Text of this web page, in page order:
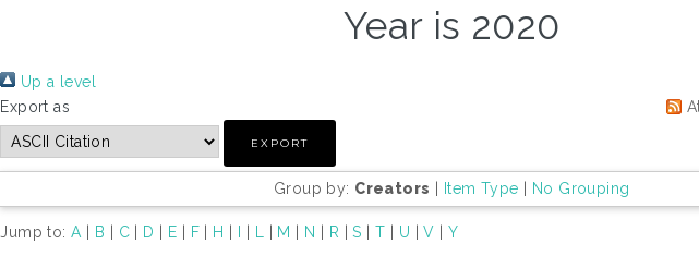
Year is 2020
Up a level
Export as
Group by: Creators | Item Type | No Grouping
Jump to:A | B | C| D | E | F | H | I | L | M | N | R |S |T | U |V |Y